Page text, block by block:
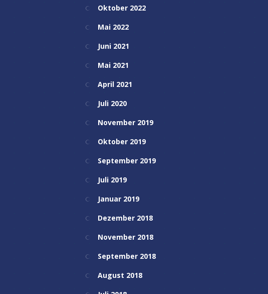
Oktober 2022
Mai 2022
Juni 2021
Mai 2021
April 2021
Juli 2020
November 2019
Oktober 2019
September 2019
Juli 2019
Januar 2019
Dezember 2018
November 2018
September 2018
August 2018